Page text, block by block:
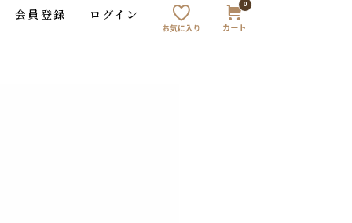
会員登録 ログイン
0